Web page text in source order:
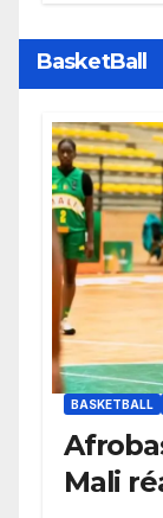
BasketBall
BASKETBALL
Mali